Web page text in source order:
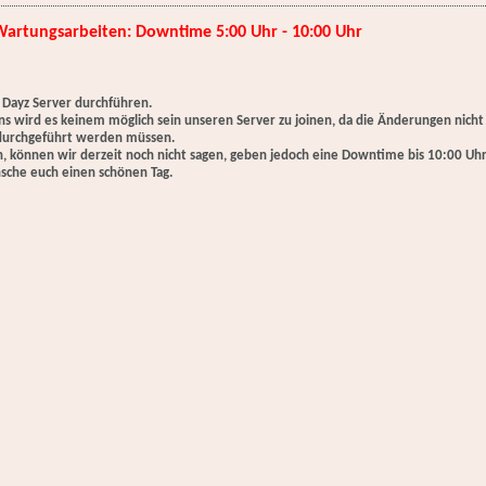
Downtime 5:00 Uhr - 10:00 Uhr
Server durchführen.
wird es keinem möglich sein unseren Server zu joinen, da die Änderungen
werden müssen.
können wir derzeit noch nicht sagen, geben jedoch eine Downtime bis 10:00
euch einen schönen Tag.